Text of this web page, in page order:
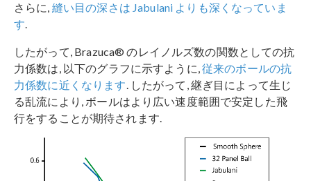
さらに, 縫い目の深さは Jabulani よりも深くなっていま
す.
したがって, Brazuca® のレイノルズ数の関数としての抗
力係数は, 以下のグラフに示すように,従来のボールの抗
力係数に近くなります. したがって, 継ぎ目によって生じ
る乱流により, ボールはより広い速度範囲で安定した飛
行をすることが期待されます.